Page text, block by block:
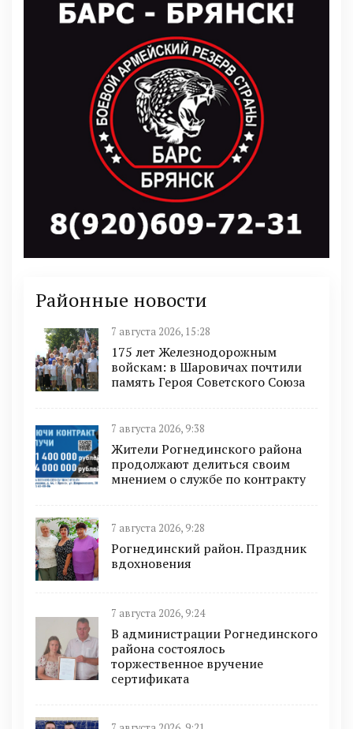
Районные новости
7 августа 2026, 15:28
175 лет Железнодорожным
войскам: в Шаровичах почтили
память Героя Советского Союза
7 августа 2026, 9:38
Жители Рогнединского района
продолжают делиться своим
мнением о службе по контракту
7 августа 2026, 9:28
Рогнединский район. Праздник
вдохновения
7 августа 2026, 9:24
В администрации Рогнединского
района состоялось
торжественное вручение
сертификата